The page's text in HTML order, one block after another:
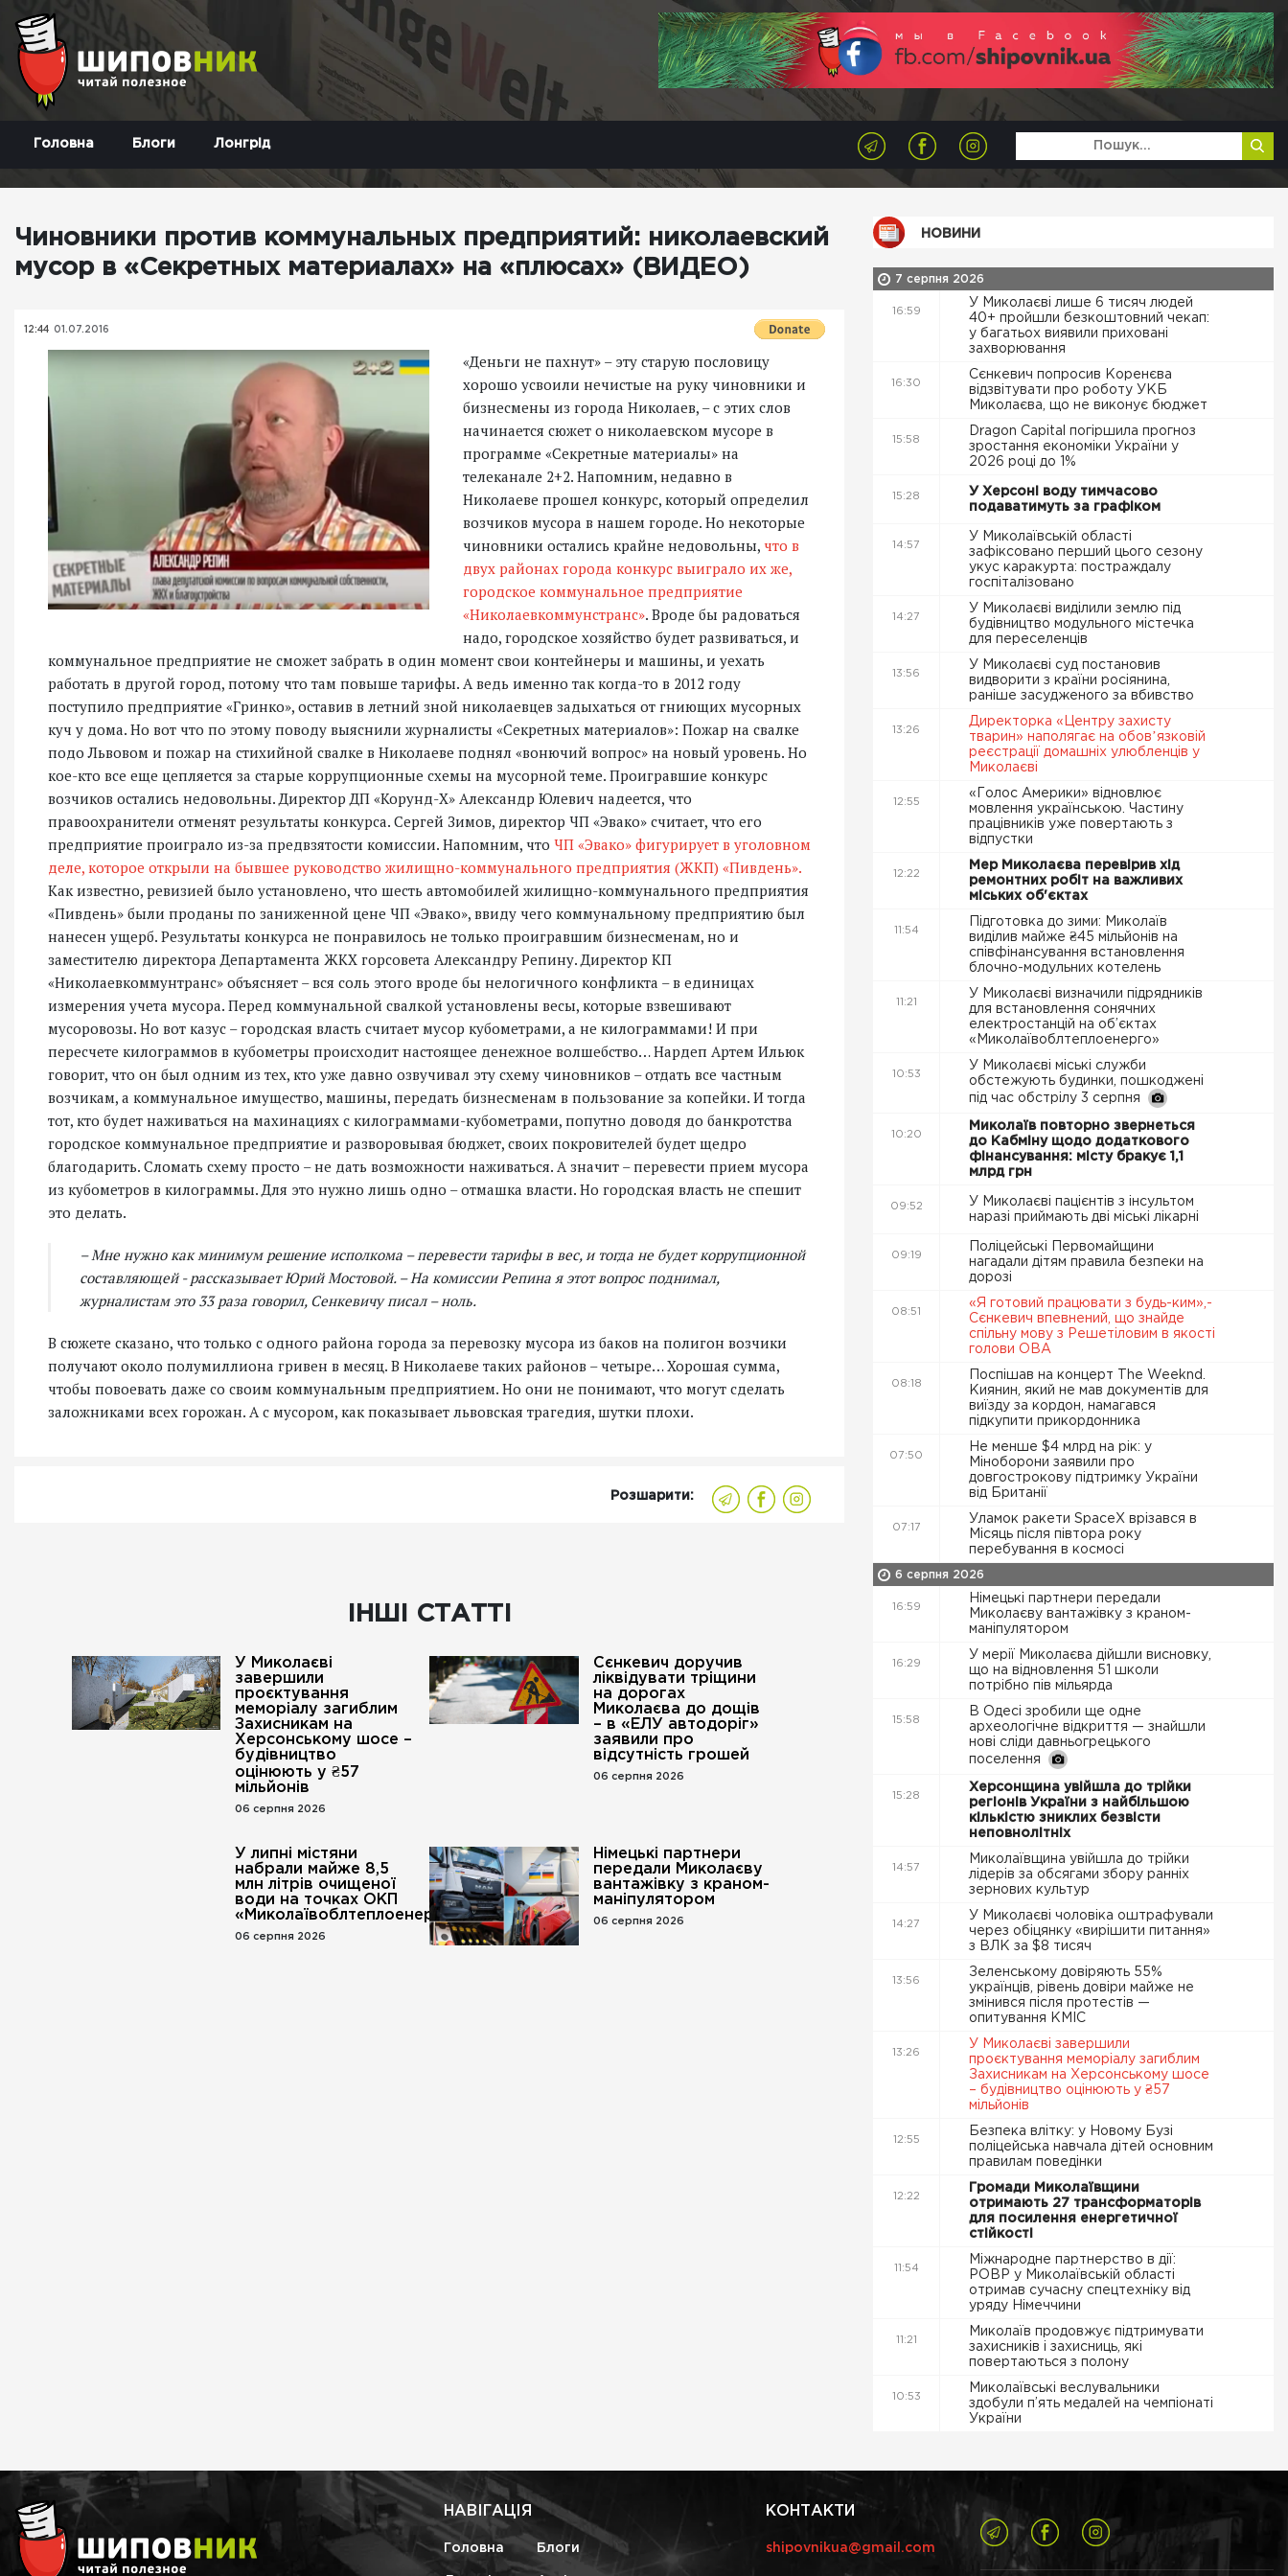
Головна Блоги Лонгрід
Чиновники против коммунальных предприятий: николаевский
мусор в «Секретных материалах» на «плюсах» (ВИДЕО)
12:44 01.07.2016
«Деньги не пахнут» – эту старую пословицу
хорошо усвоили нечистые на руку чиновники и
бизнесмены из города Николаев, – с этих слов
начинается сюжет о николаевском мусоре в
программе «Секретные материалы» на
телеканале 2+2. Напомним, недавно в
Николаеве прошел конкурс, который определил
возчиков мусора в нашем городе. Но некоторые
чиновники остались крайне недовольны, что в
двух районах города конкурс выиграло их же,
городское коммунальное предприятие
«Николаевкоммунстранс». Вроде бы радоваться
надо, городское хозяйство будет развиваться, и
коммунальное предприятие не сможет забрать в один момент свои контейнеры и машины, и уехать
работать в другой город, потому что там повыше тарифы. А ведь именно так когда-то в 2012 году
поступило предприятие «Гринко», оставив в летний зной николаевцев задыхаться от гниющих мусорных
куч у дома. Но вот что по этому поводу выяснили журналисты «Секретных материалов»: Пожар на свалке
подо Львовом и пожар на стихийной свалке в Николаеве поднял «вонючий вопрос» на новый уровень. Но
кое-кто все еще цепляется за старые коррупционные схемы на мусорной теме. Проигравшие конкурс
возчиков остались недовольны. Директор ДП «Корунд-Х» Александр Юлевич надеется, что
правоохранители отменят результаты конкурса. Сергей Зимов, директор ЧП «Эвако» считает, что его
предприятие проиграло из-за предвзятости комиссии. Напомним, что ЧП «Эвако» фигурирует в уголовном
деле, которое открыли на бывшее руководство жилищно-коммунального предприятия (ЖКП) «Пивдень».
Как известно, ревизией было установлено, что шесть автомобилей жилищно-коммунального предприятия
«Пивдень» были проданы по заниженной цене ЧП «Эвако», ввиду чего коммунальному предприятию был
нанесен ущерб. Результаты конкурса не понравилось не только проигравшим бизнесменам, но и
заместителю директора Департамента ЖКХ горсовета Александру Репину. Директор КП
«Николаевкоммунтранс» объясняет – вся соль этого вроде бы нелогичного конфликта – в единицах
измерения учета мусора. Перед коммунальной свалкой установлены весы, которые взвешивают
мусоровозы. Но вот казус – городская власть считает мусор кубометрами, а не килограммами! И при
пересчете килограммов в кубометры происходит настоящее денежное волшебство… Нардеп Артем Ильюк
говорит, что он был одним из тех, кто уже давно озвучивал эту схему чиновников – отдать все частным
возчикам, а коммунальное имущество, машины, передать бизнесменам в пользование за копейки. И тогда
тот, кто будет наживаться на махинациях с килограммами-кубометрами, попутно доводя до банкротства
городское коммунальное предприятие и разворовывая бюджет, своих покровителей будет щедро
благодарить. Сломать схему просто – не дать возможности наживаться. А значит – перевести прием мусора
из кубометров в килограммы. Для это нужно лишь одно – отмашка власти. Но городская власть не спешит
это делать.
– Мне нужно как минимум решение исполкома – перевести тарифы в вес, и тогда не будет коррупционной
составляющей - рассказывает Юрий Мостовой. – На комиссии Репина я этот вопрос поднимал,
журналистам это 33 раза говорил, Сенкевичу писал – ноль.
В сюжете сказано, что только с одного района города за перевозку мусора из баков на полигон возчики
получают около полумиллиона гривен в месяц. В Николаеве таких районов – четыре… Хорошая сумма,
чтобы повоевать даже со своим коммунальным предприятием. Но они не понимают, что могут сделать
заложниками всех горожан. А с мусором, как показывает львовская трагедия, шутки плохи.
Розшарити:
ІНШІ СТАТТІ
У Миколаєві
завершили
проєктування
меморіалу загиблим
Захисникам на
Херсонському шосе –
будівництво
оцінюють у ₴57
мільйонів
06 серпня 2026
Сєнкевич доручив
ліквідувати тріщини
на дорогах
Миколаєва до дощів
– в «ЕЛУ автодоріг»
заявили про
відсутність грошей
06 серпня 2026
У липні містяни
набрали майже 8,5
млн літрів очищеної
води на точках ОКП
«Миколаївоблтеплоенерго».
06 серпня 2026
Німецькі партнери
передали Миколаєву
вантажівку з краном-
маніпулятором
06 серпня 2026
НОВИНИ
7 серпня 2026
16:59
У Миколаєві лише 6 тисяч людей
40+ пройшли безкоштовний чекап:
у багатьох виявили приховані
захворювання
16:30
Сєнкевич попросив Коренєва
відзвітувати про роботу УКБ
Миколаєва, що не виконує бюджет
15:58
Dragon Capital погіршила прогноз
зростання економіки України у
2026 році до 1%
15:28
У Херсоні воду тимчасово
подаватимуть за графіком
14:57
У Миколаївській області
зафіксовано перший цього сезону
укус каракурта: постраждалу
госпіталізовано
14:27
У Миколаєві виділили землю під
будівництво модульного містечка
для переселенців
13:56
У Миколаєві суд постановив
видворити з країни росіянина,
раніше засудженого за вбивство
13:26
Директорка «Центру захисту
тварин» наполягає на обовʼязковій
реєстрації домашніх улюбленців у
Миколаєві
12:55
«Голос Америки» відновлює
мовлення українською. Частину
працівників уже повертають з
відпустки
12:22
Мер Миколаєва перевірив хід
ремонтних робіт на важливих
міських об'єктах
11:54
Підготовка до зими: Миколаїв
виділив майже ₴45 мільйонів на
співфінансування встановлення
блочно-модульних котелень
11:21
У Миколаєві визначили підрядників
для встановлення сонячних
електростанцій на об’єктах
«Миколаївоблтеплоенерго»
10:53
У Миколаєві міські служби
обстежують будинки, пошкоджені
під час обстрілу 3 серпня
10:20
Миколаїв повторно звернеться
до Кабміну щодо додаткового
фінансування: місту бракує 1,1
млрд грн
09:52
У Миколаєві пацієнтів з інсультом
наразі приймають дві міські лікарні
09:19
Поліцейські Первомайщини
нагадали дітям правила безпеки на
дорозі
08:51
«Я готовий працювати з будь-ким»,-
Сєнкевич впевнений, що знайде
спільну мову з Решетіловим в якості
голови ОВА
08:18
Поспішав на концерт The Weeknd.
Киянин, який не мав документів для
виїзду за кордон, намагався
підкупити прикордонника
07:50
Не менше $4 млрд на рік: у
Міноборони заявили про
довгострокову підтримку України
від Британії
07:17
Уламок ракети SpaceX врізався в
Місяць після півтора року
перебування в космосі
6 серпня 2026
16:59
Німецькі партнери передали
Миколаєву вантажівку з краном-
маніпулятором
16:29
У мерії Миколаєва дійшли висновку,
що на відновлення 51 школи
потрібно пів мільярда
15:58
В Одесі зробили ще одне
археологічне відкриття — знайшли
нові сліди давньогрецького
поселення
15:28
Херсонщина увійшла до трійки
регіонів України з найбільшою
кількістю зниклих безвісти
неповнолітніх
14:57
Миколаївщина увійшла до трійки
лідерів за обсягами збору ранніх
зернових культур
14:27
У Миколаєві чоловіка оштрафували
через обіцянку «вирішити питання»
з ВЛК за $8 тисяч
13:56
Зеленському довіряють 55%
українців, рівень довіри майже не
змінився після протестів —
опитування КМІС
13:26
У Миколаєві завершили
проєктування меморіалу загиблим
Захисникам на Херсонському шосе
– будівництво оцінюють у ₴57
мільйонів
12:55
Безпека влітку: у Новому Бузі
поліцейська навчала дітей основним
правилам поведінки
12:22
Громади Миколаївщини
отримають 27 трансформаторів
для посилення енергетичної
стійкості
11:54
Міжнародне партнерство в дії:
РОВР у Миколаївській області
отримав сучасну спецтехніку від
уряду Німеччини
11:21
Миколаїв продовжує підтримувати
захисників і захисниць, які
повертаються з полону
10:53
Миколаївські веслувальники
здобули п’ять медалей на чемпіонаті
України
НАВІГАЦІЯ
Головна Блоги
КОНТАКТИ
shipovnikua@gmail.com